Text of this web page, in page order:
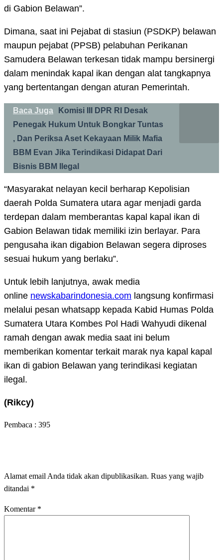
di Gabion Belawan”.
Dimana, saat ini Pejabat di stasiun (PSDKP) belawan
maupun pejabat (PPSB) pelabuhan Perikanan
Samudera Belawan terkesan tidak mampu bersinergi
dalam menindak kapal ikan dengan alat tangkapnya
yang bertentangan dengan aturan Pemerintah.
Baca Juga
Komisi III DPR RI Desak
Penegak Hukum Untuk Bongkar Tuntas
, Dan Periksa Aset Kekayaan Milik Mafia
BBM Evan Jika Terindikasi Didapat Dari
Bisnis BBM Ilegal
“Masyarakat nelayan kecil berharap Kepolisian
daerah Polda Sumatera utara agar menjadi garda
terdepan dalam memberantas kapal kapal ikan di
Gabion Belawan tidak memiliki izin berlayar. Para
pengusaha ikan digabion Belawan segera diproses
sesuai hukum yang berlaku”.
Untuk lebih lanjutnya, awak media
online newskabarindonesia.com langsung konfirmasi
melalui pesan whatsapp kepada Kabid Humas Polda
Sumatera Utara Kombes Pol Hadi Wahyudi dikenal
ramah dengan awak media saat ini belum
memberikan komentar terkait marak nya kapal kapal
ikan di gabion Belawan yang terindikasi kegiatan
ilegal.
(Rikcy)
Pembaca : 395
Alamat email Anda tidak akan dipublikasikan. Ruas yang wajib
ditandai *
Komentar *